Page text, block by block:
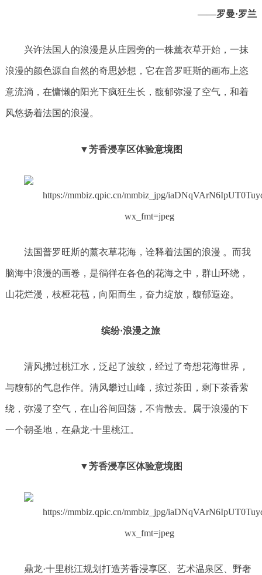
——罗曼·罗兰
兴许法国人的浪漫是从庄园旁的一株薰衣草开始，一抹
浪漫的颜色源自自然的奇思妙想，它在普罗旺斯的画布上恣
意流淌，在慵懒的阳光下疯狂生长，馥郁弥漫了空气，和着
风悠扬着法国的浪漫。
▼芳香浸享区体验意境图
法国普罗旺斯的薰衣草花海，诠释着法国的浪漫 。而我
脑海中浪漫的画卷，是徜徉在各色的花海之中，群山环绕，
山花烂漫，枝桠花苞，向阳而生，奋力绽放，馥郁遐迩。
缤纷·浪漫之旅
清风拂过桃江水，泛起了波纹，经过了奇想花海世界，
与馥郁的气息作伴。清风攀过山峰，掠过茶田，剩下茶香萦
绕，弥漫了空气，在山谷间回荡，不肯散去。属于浪漫的下
一个朝圣地，在鼎龙·十里桃江。
▼芳香浸享区体验意境图
鼎龙·十里桃江规划打造芳香浸享区、艺术温泉区、野奢